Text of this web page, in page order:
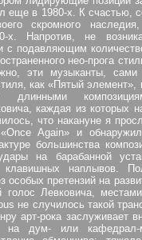
еще в 1980-х. К счастью,
скромного
х. Напротив, не
с подавляющим
нео-прога
эти музыканты, сами
как «Пятый элемент»,
каждая из которых
что накануне я
Again» и
большинства
на барабанной
наплывов.
особых претензий на
голос Левковича,
не случилось такой
арт-рока заслуживает
на дум- или